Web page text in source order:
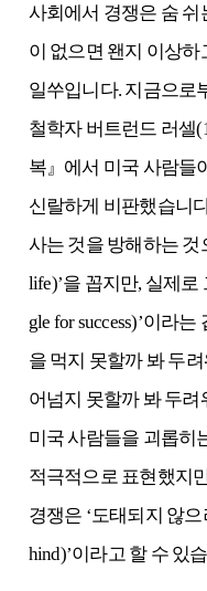
사회에서 경쟁은 숨
이 없으면 왠지 이상
일쑤입니다. 지금으로
철학자 버트런드 러셀
복』에서 미국 사람들
신랄하게 비판했습니
사는 것을 방해하는 것
life)’을 꼽지만, 실제로
gle for success)’이라
을 먹지 못할까 봐 두
어넘지 못할까 봐 두려
미국 사람들을 괴롭히
적극적으로 표현했지
경쟁은 ‘도태되지 않으
hind)’이라고 할 수 있